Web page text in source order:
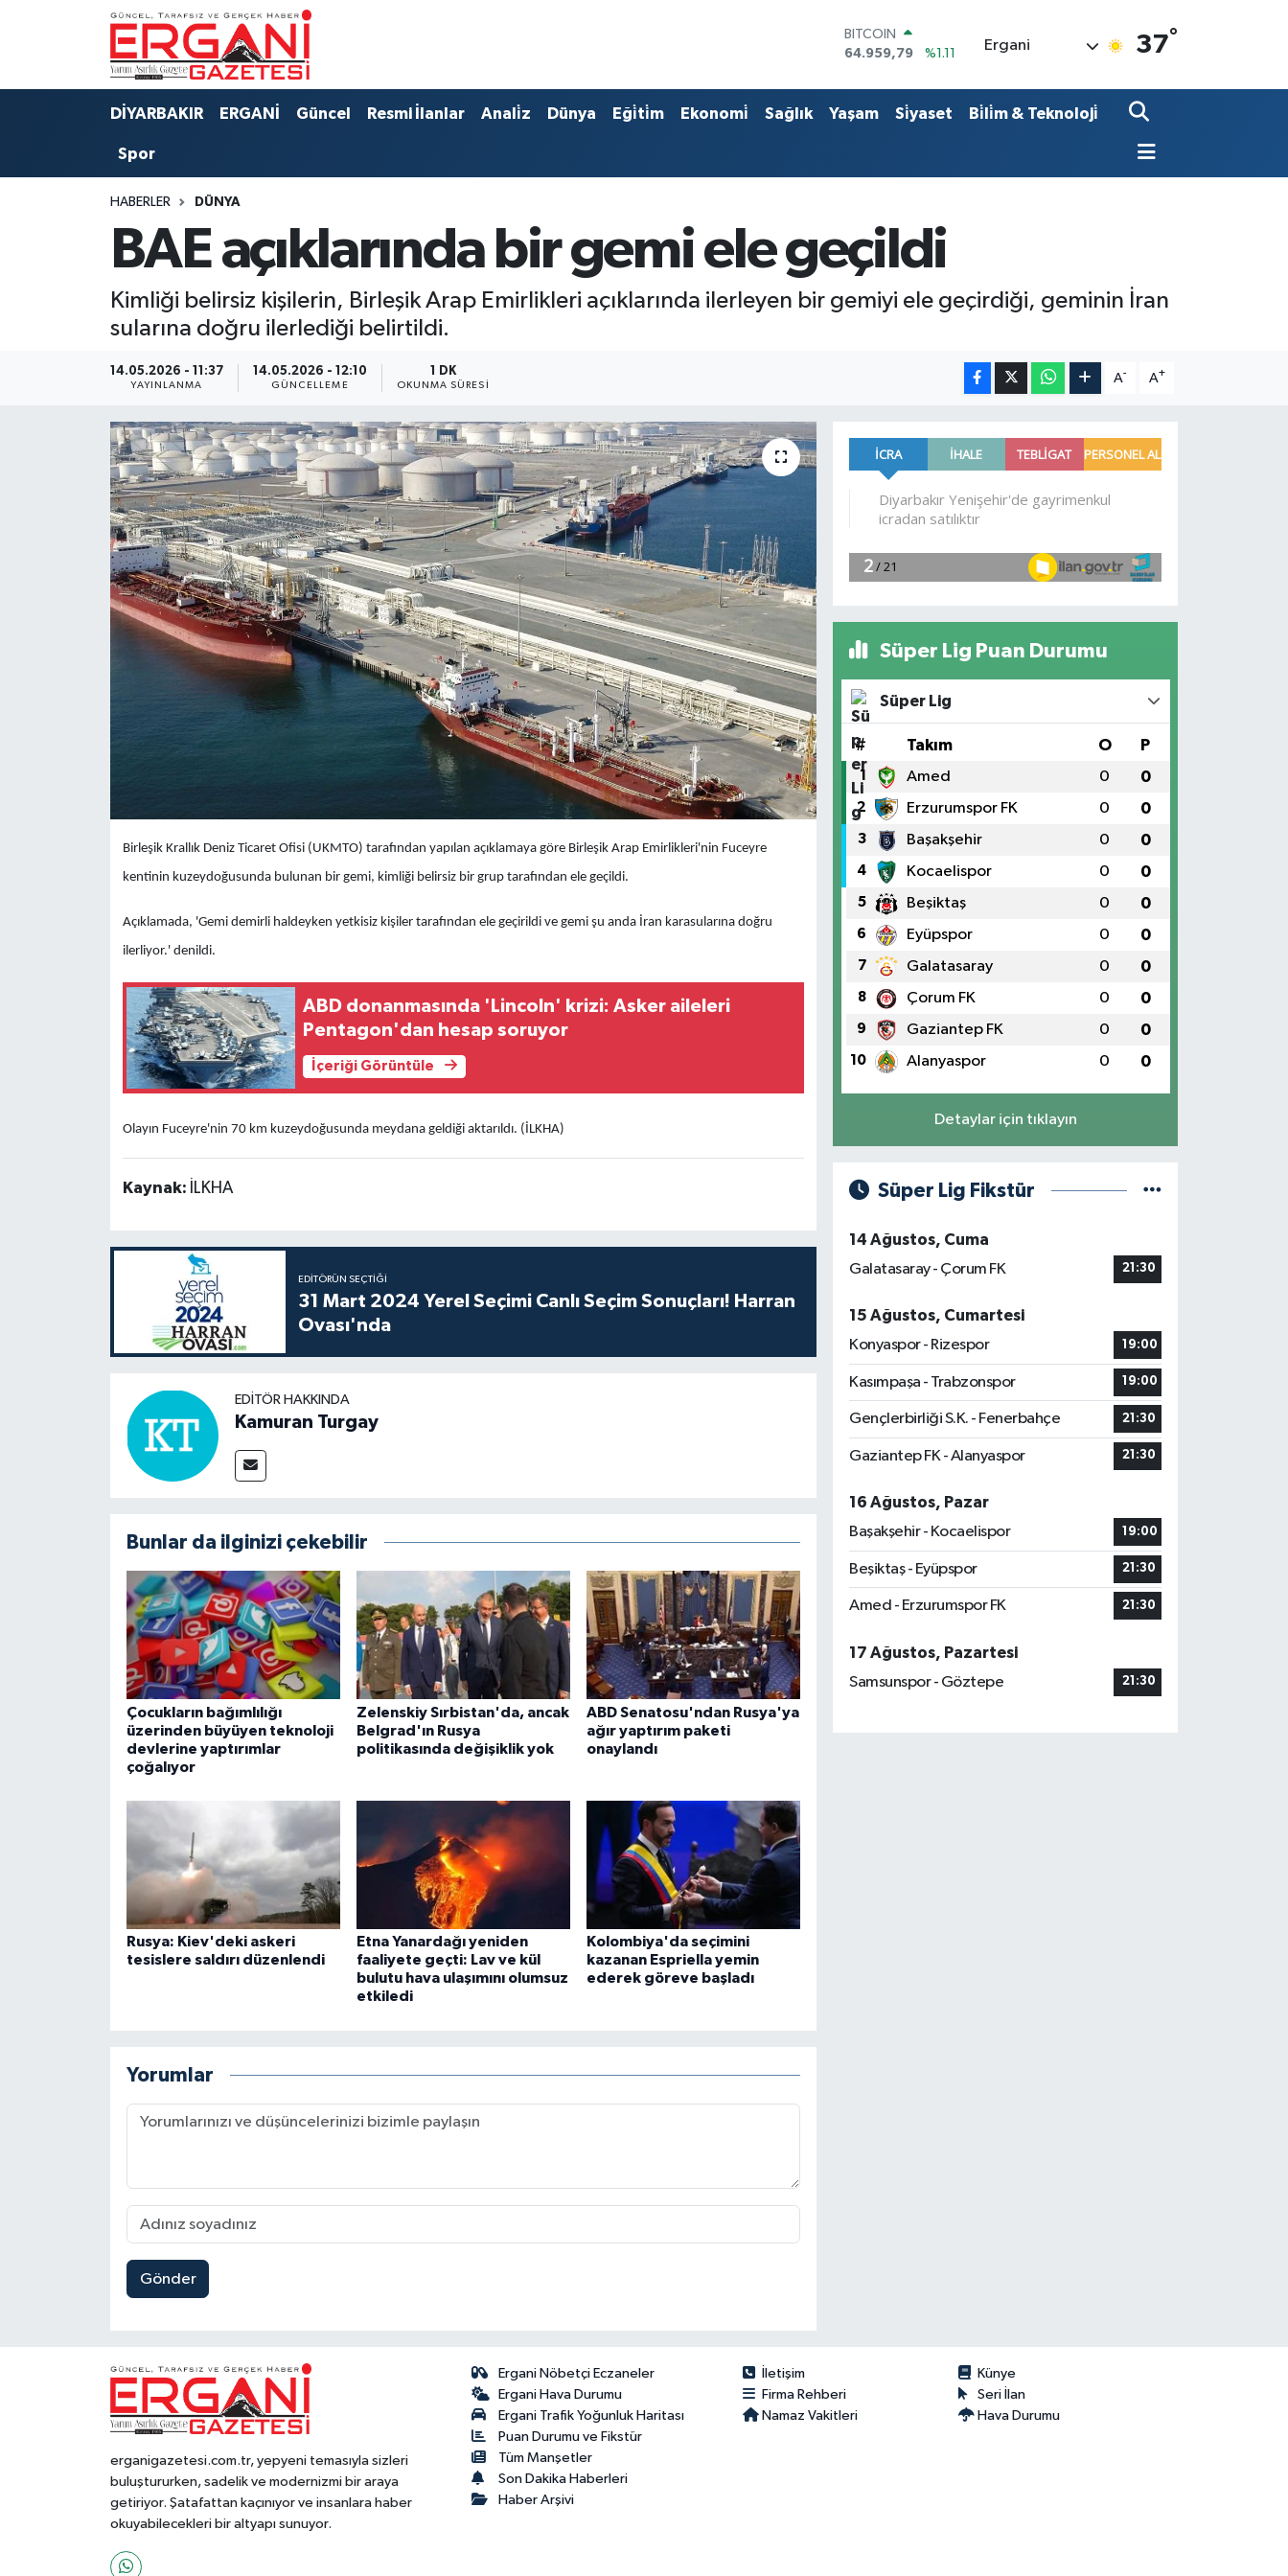
BITCOIN
64.959,79
%1.11
47,7436
%0.18
EURO
BİST100
13.779
%-14
Ergani 37°
DİYARBAKIR ERGANİ Güncel Resmi İlanlar Anali̇z Dünya Eği̇ti̇m Ekonomi̇ Sağlık Yaşam Si̇yaset Bi̇li̇m & Teknoloji̇
Spor
HABERLER DÜNYA
BAE açıklarında bir gemi ele geçildi
Kimliği belirsiz kişilerin, Birleşik Arap Emirlikleri açıklarında ilerleyen bir gemiyi ele geçirdiği, geminin İran
sularına doğru ilerlediği belirtildi.
14.05.2026 - 11:37
YAYINLANMA
14.05.2026 - 12:10
GÜNCELLEME
1 DK
OKUNMA SÜRESI
A- A+
Birleşik Krallık Deniz Ticaret Ofisi (UKMTO) tarafından yapılan açıklamaya göre Birleşik Arap Emirlikleri'nin Fuceyre
kentinin kuzeydoğusunda bulunan bir gemi, kimliği belirsiz bir grup tarafından ele geçildi.
Açıklamada, 'Gemi demirli haldeyken yetkisiz kişiler tarafından ele geçirildi ve gemi şu anda İran karasularına doğru
ilerliyor.' denildi.
ABD donanmasında 'Lincoln' krizi: Asker aileleri
Pentagon'dan hesap soruyor
İçeriği Görüntüle
Olayın Fuceyre'nin 70 km kuzeydoğusunda meydana geldiği aktarıldı. (İLKHA)
Kaynak: İLKHA
EDITÖRÜN SEÇTIĞI
31 Mart 2024 Yerel Seçimi Canlı Seçim Sonuçları! Harran
Ovası'nda
EDITÖR HAKKINDA
Kamuran Turgay
Bunlar da ilginizi çekebilir
Çocukların bağımlılığı
üzerinden büyüyen teknoloji
devlerine yaptırımlar
çoğalıyor
Zelenskiy Sırbistan'da, ancak
Belgrad'ın Rusya
politikasında değişiklik yok
ABD Senatosu'ndan Rusya'ya
ağır yaptırım paketi
onaylandı
Rusya: Kiev'deki askeri
tesislere saldırı düzenlendi
Etna Yanardağı yeniden
faaliyete geçti: Lav ve kül
bulutu hava ulaşımını olumsuz
etkiledi
Kolombiya'da seçimini
kazanan Espriella yemin
ederek göreve başladı
Yorumlar
Gönder
Süper Lig Puan Durumu
Süper Lig
# Takım O P
1 Amed 0 0
2 Erzurumspor FK 0 0
3 Başakşehir 0 0
4 Kocaelispor 0 0
5 Beşiktaş 0 0
6 Eyüpspor 0 0
7 Galatasaray 0 0
8 Çorum FK 0 0
9 Gaziantep FK 0 0
10 Alanyaspor 0 0
Detaylar için tıklayın
Süper Lig Fikstür
14 Ağustos, Cuma
Galatasaray - Çorum FK
21:30
15 Ağustos, Cumartesi
Konyaspor - Rizespor
19:00
Kasımpaşa - Trabzonspor 19:00
Gençlerbirliği S.K. - Fenerbahçe 21:30
Gaziantep FK - Alanyaspor 21:30
16 Ağustos, Pazar
Başakşehir - Kocaelispor
19:00
Beşiktaş - Eyüpspor 21:30
Amed - Erzurumspor FK 21:30
17 Ağustos, Pazartesi
Samsunspor - Göztepe
21:30
erganigazetesi.com.tr, yepyeni temasıyla sizleri
buluştururken, sadelik ve modernizmi bir araya
getiriyor. Şatafattan kaçınıyor ve insanlara haber
okuyabilecekleri bir altyapı sunuyor.
Ergani Nöbetçi Eczaneler
Ergani Hava Durumu
Ergani Trafik Yoğunluk Haritası
Puan Durumu ve Fikstür
Tüm Manşetler
Son Dakika Haberleri
Haber Arşivi
İletişim
Künye
Firma Rehberi
Seri İlan
Namaz Vakitleri
Hava Durumu
DİYARBAKIR
BAĞLAR
ERGANİ
Resmi İlanlar
Si̇yaset
Bi̇li̇m & Teknoloji̇
Ergani Nöbetçi Eczaneler
Ergani Hava Durumu
Tüm Manşetler
Son Dakika Haberleri
Haber Arşivi